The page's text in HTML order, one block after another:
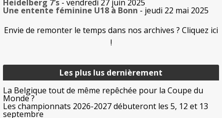
Les plus lus dernièrement
La Belgique tout de même repêchée pour la Coupe du
Monde ?
Les championnats 2026-2027 débuteront les 5, 12 et 13
septembre
Heidelberg 7’s - vendredi 27 juin 2025
Une entente féminine U18 à Bonn - jeudi 22 mai 2025
Envie de remonter le temps dans nos archives ? Cliquez ici
!